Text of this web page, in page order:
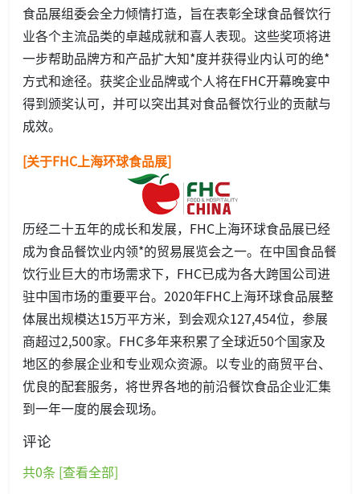
食品展组委会全力倾情打造，旨在表彰全球食品餐饮行
业各个主流品类的卓越成就和喜人表现。这些奖项将进
一步帮助品牌方和产品扩大知*度并获得业内认可的绝*
方式和途径。获奖企业品牌或个人将在FHC开幕晚宴中
得到颁奖认可，并可以突出其对食品餐饮行业的贡献与
成效。
[关于FHC上海环球食品展]
历经二十五年的成长和发展，FHC上海环球食品展已经
成为食品餐饮业内领*的贸易展览会之一。在中国食品餐
饮行业巨大的市场需求下，FHC已成为各大跨国公司进
驻中国市场的重要平台。2020年FHC上海环球食品展整
体展出规模达15万平方米，到会观众127,454位，参展
商超过2,500家。FHC多年来积累了全球近50个国家及
地区的参展企业和专业观众资源。以专业的商贸平台、
优良的配套服务，将世界各地的前沿餐饮食品企业汇集
到一年一度的展会现场。
评论
共0条 [查看全部]